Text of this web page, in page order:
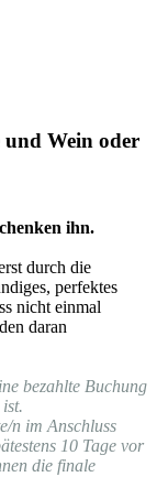
und Wein oder
ihn.
durch die
perfektes
nicht einmal
daran
bezahlte Buchung
n im Anschluss
10 Tage vor
die finale